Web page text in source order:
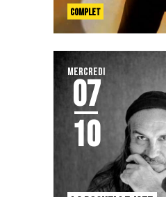
COMPLET
MERCREDI
07
10